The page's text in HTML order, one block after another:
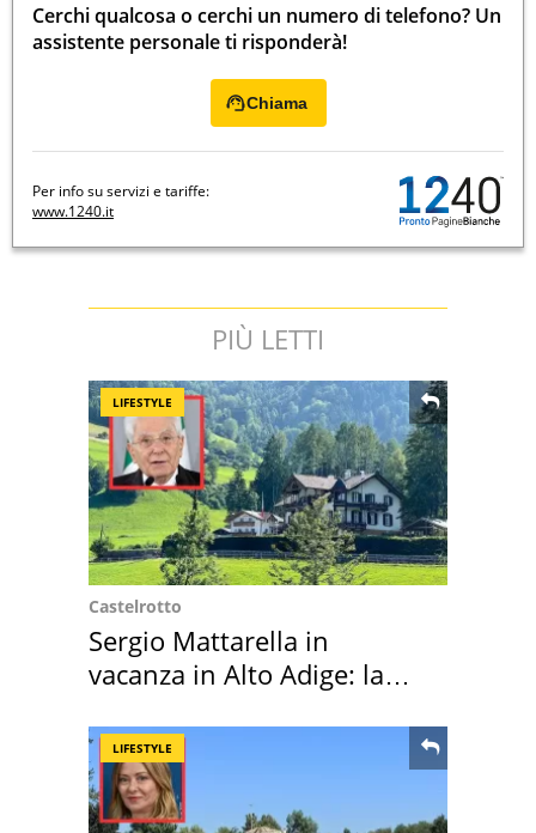
Cerchi qualcosa o cerchi un numero di telefono? Un
assistente personale ti risponderà!
Chiama
Per info su servizi e tariffe:
www.1240.it
PIÙ LETTI
LIFESTYLE
Castelrotto
Sergio Mattarella in
vacanza in Alto Adige: la
LIFESTYLE